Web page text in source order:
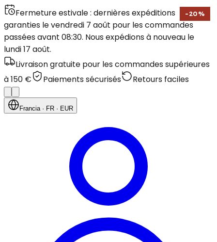
Fermeture estivale : dernières expéditions
garanties le vendredi 7 août pour les commandes
passées avant 08:30. Nous expédions à nouveau le
lundi 17 août.
Livraison gratuite pour les commandes supérieures
à 150 €
Paiements sécurisés Retours faciles
Francia· FR · EUR
- 20 %